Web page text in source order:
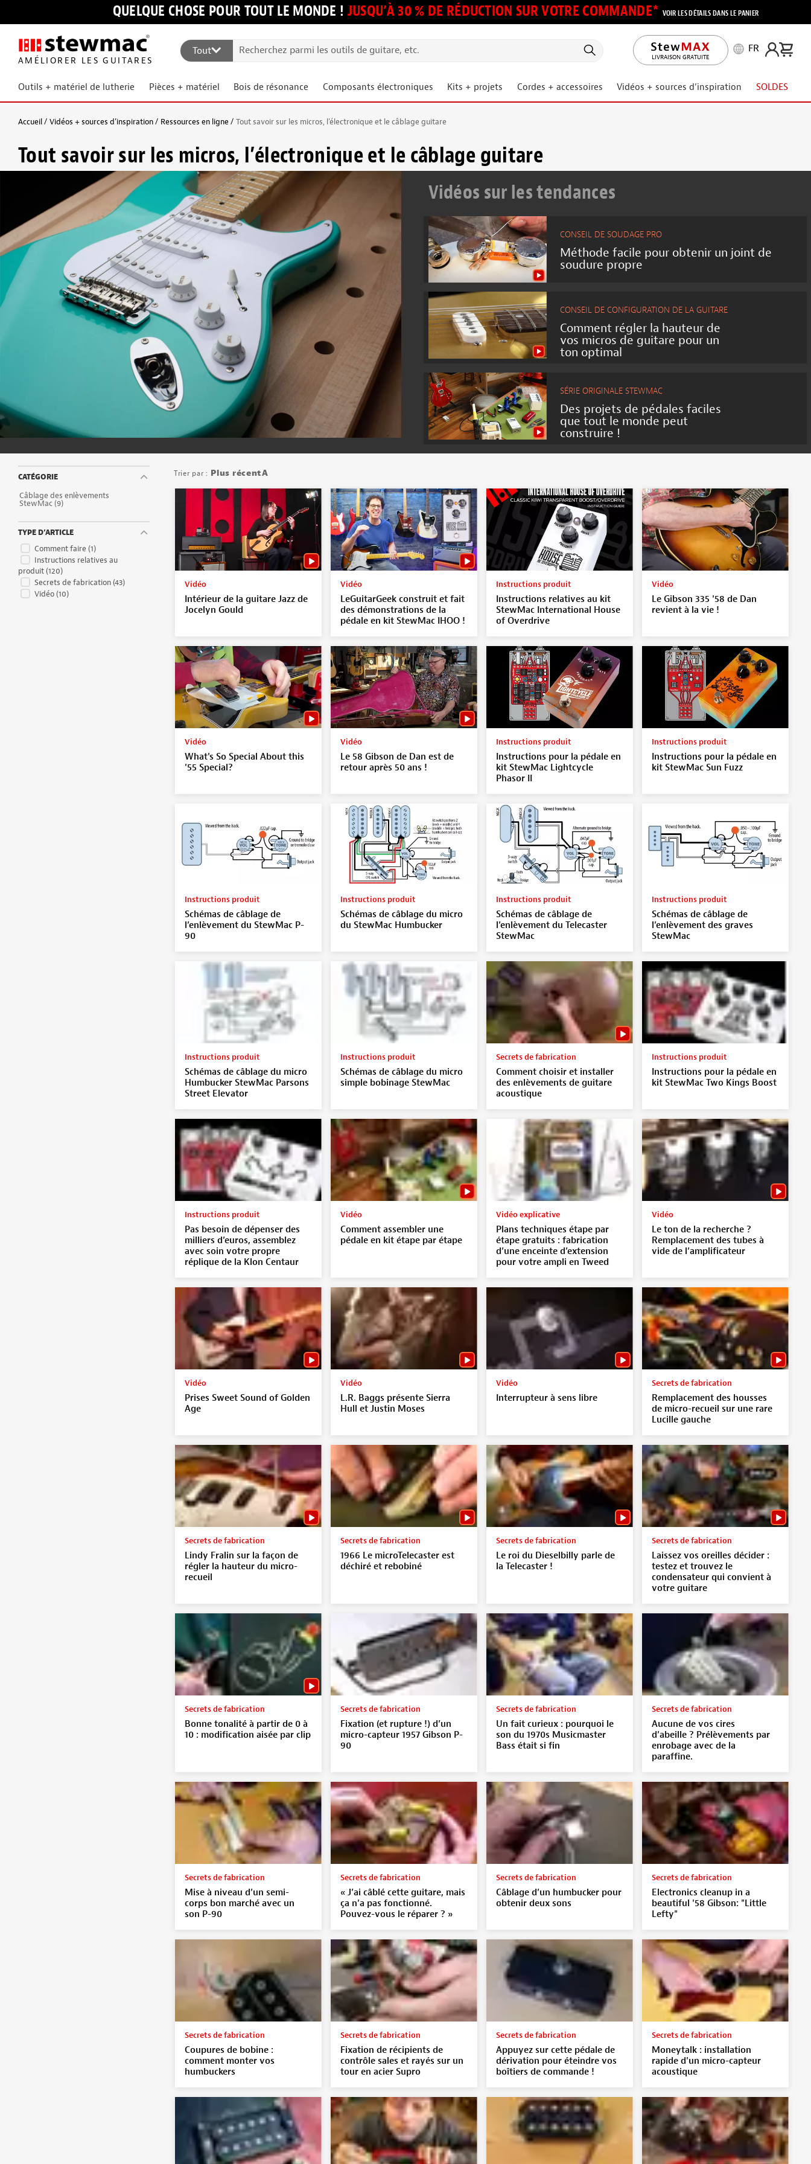
QUELQUE CHOSE POUR TOUT LE MONDE ! JUSQU’À 30 % DE RÉDUCTION SUR VOTRE COMMANDE* VOIR LES DÉTAILS DANS LE PANIER
AMÉLIORER LES GUITARES
Tout
LIVRAISON GRATUITE
FR
Outils + matériel de lutherie Pièces + matériel Bois de résonance Composants électroniques Kits + projets Cordes + accessoires Vidéos + sources d’inspiration SOLDES
Accueil Vidéos + sources d’inspiration Ressources en ligne Tout savoir sur les micros, l’électronique et le câblage guitare
Tout savoir sur les micros, l’électronique et le câblage guitare
Vidéos sur les tendances
CONSEIL DE SOUDAGE PRO
Méthode facile pour obtenir un joint de
soudure propre
CONSEIL DE CONFIGURATION DE LA GUITARE
Comment régler la hauteur de
vos micros de guitare pour un
ton optimal
SÉRIE ORIGINALE STEWMAC
Des projets de pédales faciles
que tout le monde peut
construire !
CATÉGORIE
Câblage des enlèvements
StewMac(9)
TYPE D’ARTICLE
Comment faire(1)
Instructions relatives au
produit(120)
Secrets de fabrication(43)
Vidéo(10)
Plus récentA
Vidéo
Intérieur de la guitare Jazz de
Jocelyn Gould
Vidéo
LeGuitarGeek construit et fait
des démonstrations de la
pédale en kit StewMac IHOO !
Instructions produit
Instructions relatives au kit
StewMac International House
of Overdrive
Vidéo
Le Gibson 335 '58 de Dan
revient à la vie !
Vidéo
What's So Special About this
'55 Special?
Vidéo
Le 58 Gibson de Dan est de
retour après 50 ans !
Instructions produit
Instructions pour la pédale en
kit StewMac Lightcycle
Phasor II
Instructions produit
Instructions pour la pédale en
kit StewMac Sun Fuzz
Instructions produit
Schémas de câblage de
l’enlèvement du StewMac P-
90
Instructions produit
Schémas de câblage du micro
du StewMac Humbucker
Instructions produit
Schémas de câblage de
l’enlèvement du Telecaster
StewMac
Instructions produit
Schémas de câblage de
l’enlèvement des graves
StewMac
Instructions produit
Schémas de câblage du micro
Humbucker StewMac Parsons
Street Elevator
Instructions produit
Schémas de câblage du micro
simple bobinage StewMac
Secrets de fabrication
Comment choisir et installer
des enlèvements de guitare
acoustique
Instructions produit
Instructions pour la pédale en
kit StewMac Two Kings Boost
Instructions produit
Pas besoin de dépenser des
milliers d’euros, assemblez
avec soin votre propre
réplique de la Klon Centaur
Vidéo
Comment assembler une
pédale en kit étape par étape
Vidéo explicative
Plans techniques étape par
étape gratuits : fabrication
d’une enceinte d’extension
pour votre ampli en Tweed
Vidéo
Le ton de la recherche ?
Remplacement des tubes à
vide de l’amplificateur
Vidéo
Prises Sweet Sound of Golden
Age
Vidéo
L.R. Baggs présente Sierra
Hull et Justin Moses
Vidéo
Interrupteur à sens libre
Secrets de fabrication
Remplacement des housses
de micro-recueil sur une rare
Lucille gauche
Secrets de fabrication
Lindy Fralin sur la façon de
régler la hauteur du micro-
recueil
Secrets de fabrication
1966 Le microTelecaster est
déchiré et rebobiné
Secrets de fabrication
Le roi du Dieselbilly parle de
la Telecaster !
Secrets de fabrication
Laissez vos oreilles décider :
testez et trouvez le
condensateur qui convient à
votre guitare
Secrets de fabrication
Bonne tonalité à partir de 0 à
10 : modification aisée par clip
Secrets de fabrication
Fixation (et rupture !) d’un
micro-capteur 1957 Gibson P-
90
Secrets de fabrication
Un fait curieux : pourquoi le
son du 1970s Musicmaster
Bass était si fin
Secrets de fabrication
Aucune de vos cires
d’abeille ? Prélèvements par
enrobage avec de la
paraffine.
Secrets de fabrication
Mise à niveau d’un semi-
corps bon marché avec un
son P-90
Secrets de fabrication
« J’ai câblé cette guitare, mais
ça n’a pas fonctionné.
Pouvez-vous le réparer ? »
Secrets de fabrication
Câblage d’un humbucker pour
obtenir deux sons
Secrets de fabrication
Electronics cleanup in a
beautiful '58 Gibson: "Little
Lefty"
Secrets de fabrication
Coupures de bobine :
comment monter vos
humbuckers
Secrets de fabrication
Fixation de récipients de
contrôle sales et rayés sur un
tour en acier Supro
Secrets de fabrication
Appuyez sur cette pédale de
dérivation pour éteindre vos
boîtiers de commande !
Secrets de fabrication
Moneytalk : installation
rapide d'un micro-capteur
acoustique